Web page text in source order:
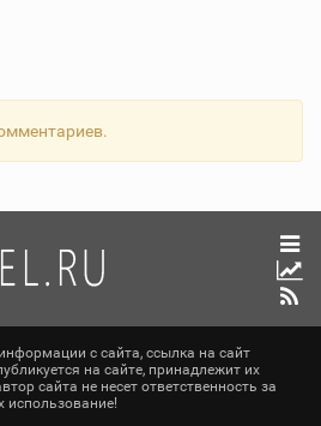
с сайта, ссылка на сайт
на сайте, принадлежит их
сайта не несет ответственность за
использование!